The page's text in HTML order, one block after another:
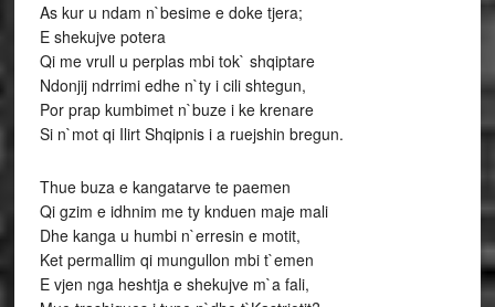
As kur u ndam n`besime e doke tjera;
E shekujve potera
Qi me vrull u perplas mbi tok` shqiptare
Ndonjij ndrrimi edhe n`ty i cili shtegun,
Por prap kumbimet n`buze i ke krenare
Si n`mot qi Ilirt Shqipnis i a ruejshin bregun.
Thue buza e kangatarve te paemen
Qi gzim e idhnim me ty knduen maje mali
Dhe kanga u humbi n`erresin e motit,
Ket permallim qi mungullon mbi t`emen
E vjen nga heshtja e shekujve m`a fali,